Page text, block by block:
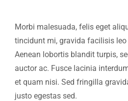
Morbi malesuada, felis eget
tincidunt mi, gravida facilisis leo
Aenean lobortis blandit turpis,
auctor ac. Fusce lacinia
et quam nisi. Sed fringilla
justo egestas sed.